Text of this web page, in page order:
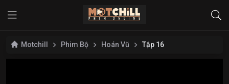
Motchill Phim Bộ Hoán Vũ Tập 16